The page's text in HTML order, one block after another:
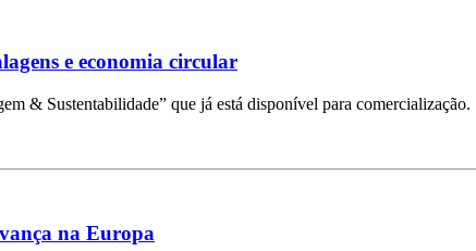
e economia circular
& Sustentabilidade” que já está disponível para comercialização.
na Europa